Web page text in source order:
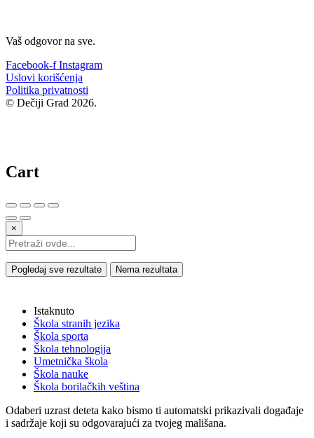
Vaš odgovor na sve.
Facebook-f Instagram
Uslovi korišćenja
Politika privatnosti
© Dečiji Grad 2026.
Cart
×
Pogledaj sve rezultate Nema rezultata
Istaknuto
Škola stranih jezika
Škola sporta
Škola tehnologija
Umetnička škola
Škola nauke
Škola borilačkih veština
Odaberi uzrast deteta kako bismo ti automatski prikazivali događaje
i sadržaje koji su odgovarajući za tvojeg mališana.